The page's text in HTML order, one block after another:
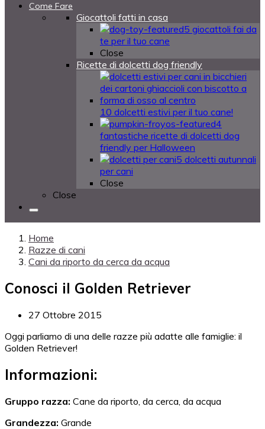
Come Fare
Giocattoli fatti in casa
5 giocattoli fai da
te per il tuo cane
Close
Ricette di dolcetti dog friendly
10 dolcetti estivi per il tuo cane!
4
fantastiche ricette di dolcetti dog
friendly per Halloween
5 dolcetti autunnali
per cani
Close
Close
Home
Razze di cani
Cani da riporto da cerca da acqua
Conosci il Golden Retriever
27 Ottobre 2015
Oggi parliamo di una delle razze più adatte alle famiglie: il
Golden Retriever!
Informazioni:
Gruppo razza: Cane da riporto, da cerca, da acqua
Grandezza: Grande